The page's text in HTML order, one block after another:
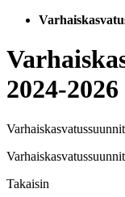
2024-2026
Takaisin